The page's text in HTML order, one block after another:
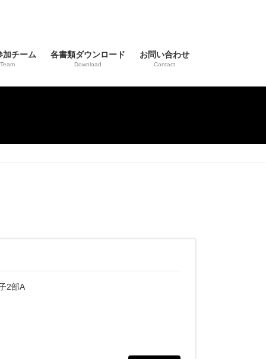
加チーム
Team
各書類ダウンロード
Download
お問い合わせ
Contact
2部A